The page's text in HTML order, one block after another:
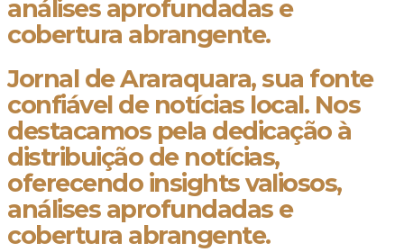
análises aprofundadas e
cobertura abrangente.
Jornal de Araraquara, sua fonte
confiável de notícias local. Nos
destacamos pela dedicação à
distribuição de notícias,
oferecendo insights valiosos,
análises aprofundadas e
cobertura abrangente.